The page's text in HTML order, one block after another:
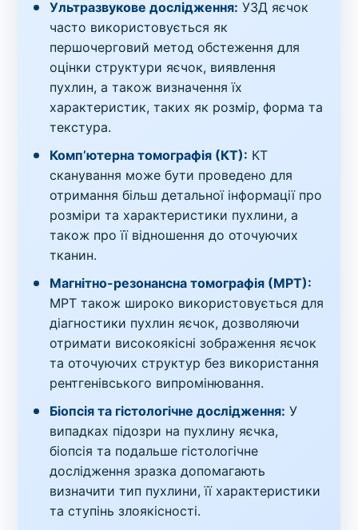
Ультразвукове дослідження: УЗД яєчок
часто використовується як
першочерговий метод обстеження для
оцінки структури яєчок, виявлення
пухлин, а також визначення їх
характеристик, таких як розмір, форма та
текстура.
Комп’ютерна томографія (КТ): КТ
сканування може бути проведено для
отримання більш детальної інформації про
розміри та характеристики пухлини, а
також про її відношення до оточуючих
тканин.
Магнітно-резонансна томографія (МРТ):
МРТ також широко використовується для
діагностики пухлин яєчок, дозволяючи
отримати високоякісні зображення яєчок
та оточуючих структур без використання
рентгенівського випромінювання.
Біопсія та гістологічне дослідження: У
випадках підозри на пухлину яєчка,
біопсія та подальше гістологічне
дослідження зразка допомагають
визначити тип пухлини, її характеристики
та ступінь злоякісності.